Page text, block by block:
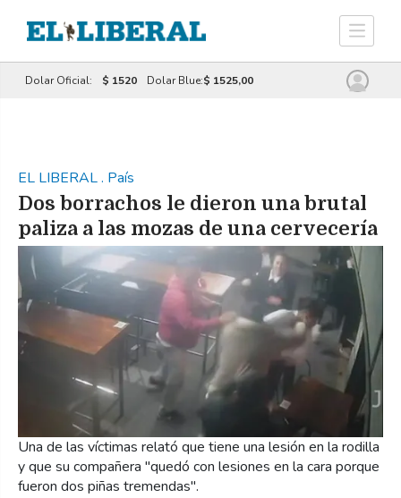
Dolar Oficial: $ 1520 Dolar Blue:$ 1525,00
EL LIBERAL. País
Dos borrachos le dieron una brutal
paliza a las mozas de una cervecería
Una de las víctimas relató que tiene una lesión en la rodilla
y que su compañera "quedó con lesiones en la cara porque
fueron dos piñas tremendas".